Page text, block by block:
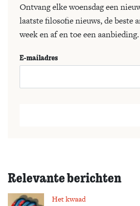
Ontvang elke woensdag een
laatste filosofie nieuws, de beste
week en af en toe een aanbieding.
E-mailadres
Relevante berichten
Het kwaad